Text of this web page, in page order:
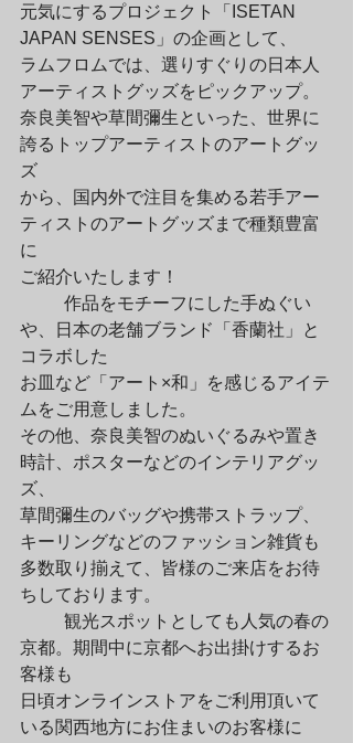
元気にするプロジェクト「ISETAN
JAPAN SENSES」の企画として、
ラムフロムでは、選りすぐりの日本人
アーティストグッズをピックアップ。
奈良美智や草間彌生といった、世界に
誇るトップアーティストのアートグッ
ズ
から、国内外で注目を集める若手アー
ティストのアートグッズまで種類豊富
に
ご紹介いたします！
や、日本の老舗ブランド「香蘭社」と
コラボした
お皿など「アート×和」を感じるアイテ
ムをご用意しました。
その他、奈良美智のぬいぐるみや置き
時計、ポスターなどのインテリアグッ
ズ、
草間彌生のバッグや携帯ストラップ、
キーリングなどのファッション雑貨も
多数取り揃えて、皆様のご来店をお待
ちしております。
京都。期間中に京都へお出掛けするお
客様も
日頃オンラインストアをご利用頂いて
いる関西地方にお住まいのお客様に